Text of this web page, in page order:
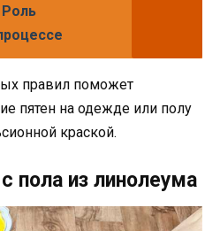
Роль
правил поможет
пятен на одежде или полу
краской.
пола из линолеума